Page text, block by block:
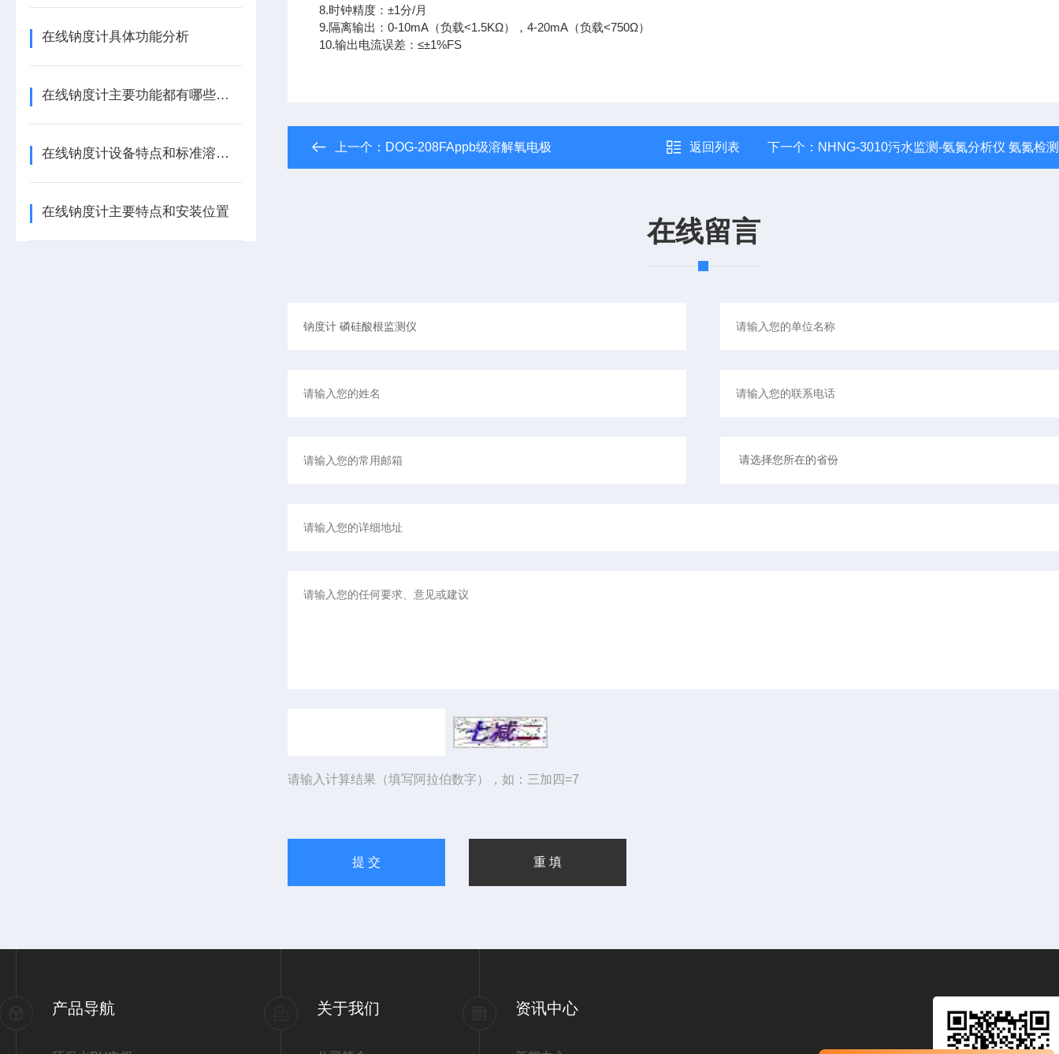
在线钠度计具体功能分析
在线钠度计主要功能都有哪些呢？
在线钠度计设备特点和标准溶液的配制说明
在线钠度计主要特点和安装位置
8.时钟精度：±1分/月
9.隔离输出：0-10mA（负载<1.5KΩ），4-20mA（负载<750Ω）
10.输出电流误差：≤±1%FS
上一个： DOG-208FAppb级溶解氧电极 返回列表 下一个： NHNG-3010污水监测-氨氮分析仪 氨氮检
在线留言
请输入计算结果（填写阿拉伯数字），如：三加四=7
产品导航 关于我们 资讯中心